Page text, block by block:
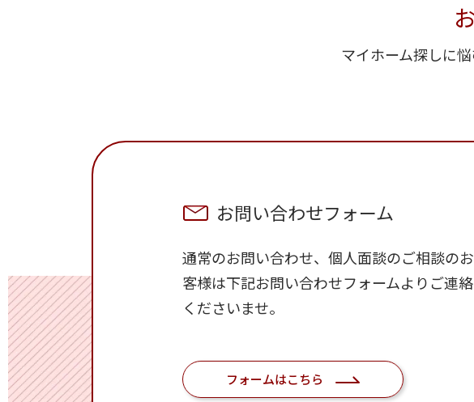
マイホーム探しに
お問い合わせフォーム
通常のお問い合わせ、個人面談のご相談のお
客様は下記お問い合わせフォームよりご連絡
くださいませ。
フォームはこちら